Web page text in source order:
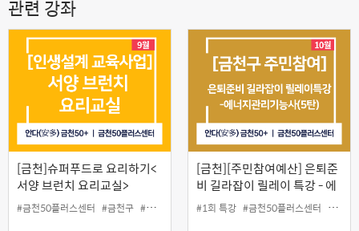
관련 강좌
[금천]슈퍼푸드로 요리하기<
서양 브런치 요리교실>
#금천50플러스센터 #금천구 #서양요리 #인생설계교육사업
[금천][주민참여예산] 은퇴준
비 길라잡이 릴레이 특강 - 에
너지관리기능사(5탄)
#1회 특강 #금천50플러스센터 #금천구